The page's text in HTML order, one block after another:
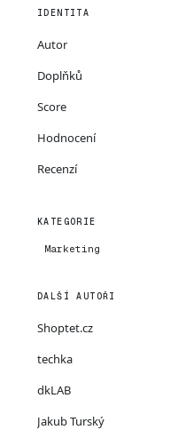
IDENTITA
Autor
Doplňků
Score
Hodnocení
Recenzí
KATEGORIE
Marketing
DALŠÍ AUTOŘI
Shoptet.cz
techka
dkLAB
Jakub Turský